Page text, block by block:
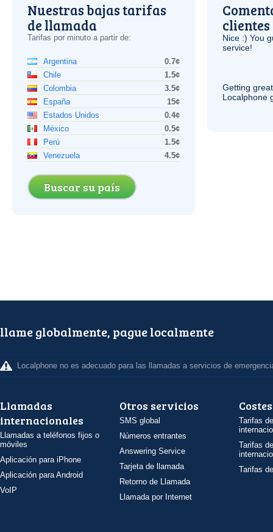
Nuestras bajas tarifas
de llamada
Tarifas por minuto a partir de:
Argentina
0.7¢
Chile
1.5¢
Colombia
3.5¢
España
15¢
Estados Unidos
0.4¢
México
0.5¢
Perú
1.5¢
Venezuela
4.5¢
Buscar su país
clientes
Nice :) You
service!
Getting
Localphone
llame globalmente, pague localmente
Localphone no es adecuado para las llamadas a servicios de
Llamadas
internacionales
Llamadas a teléfonos fijos o
móviles
Aplicación para iPhone
Aplicación para Android
VoIP
Otros servicios
SMS global
Números entrantes
Answering Service
Tarjeta de llamada
Retorno de Llamada
Llamada por Internet
Costes
Tarifas
Tarifas
Tarifas